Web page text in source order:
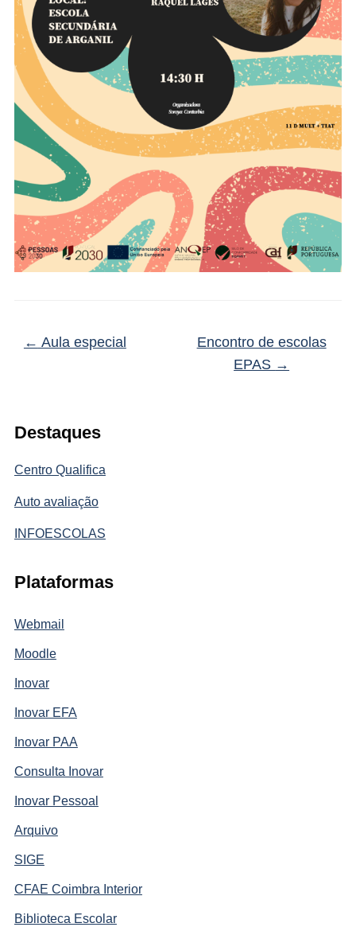
Destaques
Centro Qualifica
Auto avaliação
INFOESCOLAS
Plataformas
Webmail
Moodle
Inovar
Inovar EFA
Inovar PAA
Consulta Inovar
Inovar Pessoal
Arquivo
SIGE
CFAE Coimbra Interior
Biblioteca Escolar
← Aula especial
Encontro de escolas
EPAS →